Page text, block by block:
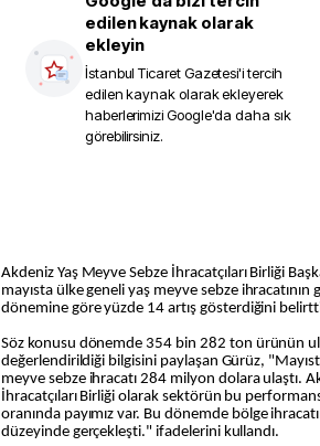
edilen kaynak olarak
ekleyin
İstanbul Ticaret Gazetesi'i tercih
edilen kaynak olarak ekleyerek
haberlerimizi Google'da daha sık
görebilirsiniz.
Akdeniz Yaş Meyve Sebze İhracatçıları Birliği
mayısta ülke geneli yaş meyve sebze ihracatının
dönemine göre yüzde 14 artış gösterdiğini
Söz konusu dönemde 354 bin 282 ton ürünün
değerlendirildiği bilgisini paylaşan Gürüz,
meyve sebze ihracatı 284 milyon dolara ulaştı.
İhracatçıları Birliği olarak sektörün bu
oranında payımız var. Bu dönemde bölge
düzeyinde gerçekleşti." ifadelerini kullandı.